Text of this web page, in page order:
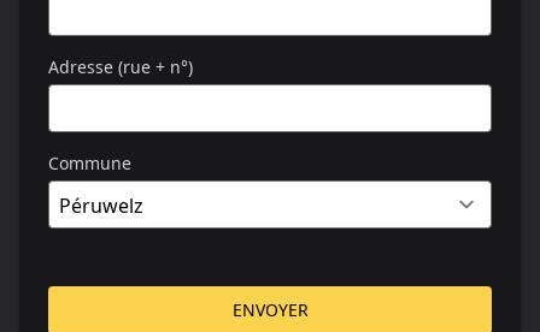
Adresse (rue + n°)
Commune
ENVOYER